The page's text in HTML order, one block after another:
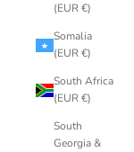
(EUR €)
Somalia
(EUR €)
South Africa
(EUR €)
South
Georgia &